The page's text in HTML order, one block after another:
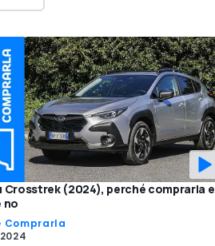
Crosstrek (2024), perché comprarla e
no
Comprarla